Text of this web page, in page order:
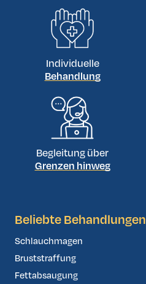
Individuelle
Behandlung
Begleitung über
Grenzen hinweg
Beliebte Behandlungen
Schlauchmagen
Bruststraffung
Fettabsaugung